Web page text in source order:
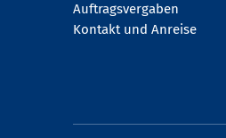
Auftragsvergaben
Kontakt und Anreise